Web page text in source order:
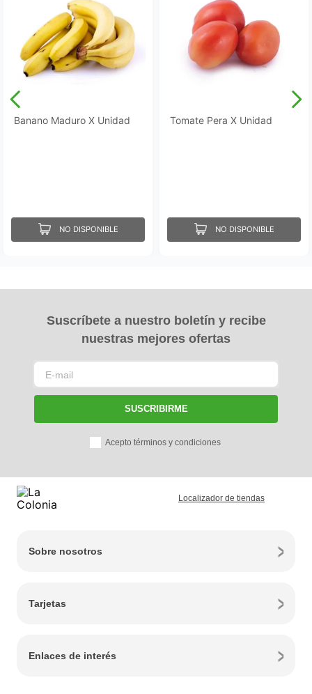
Banano Maduro X Unidad
NO DISPONIBLE
Tomate Pera X Unidad
NO DISPONIBLE
Suscríbete a nuestro boletín y recibe
nuestras mejores ofertas
SUSCRIBIRME
Acepto términos y condiciones
Localizador de tiendas
Sobre nosotros
Tarjetas
Enlaces de interés